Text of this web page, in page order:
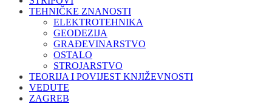
TEHNIČKE ZNANOSTI
ELEKTROTEHNIKA
GEODEZIJA
GRAĐEVINARSTVO
OSTALO
STROJARSTVO
TEORIJA I POVIJEST KNJIŽEVNOSTI
VEDUTE
ZAGREB